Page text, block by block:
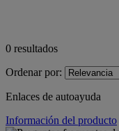
0 resultados
Ordenar por:
Enlaces de autoayuda
Información del producto